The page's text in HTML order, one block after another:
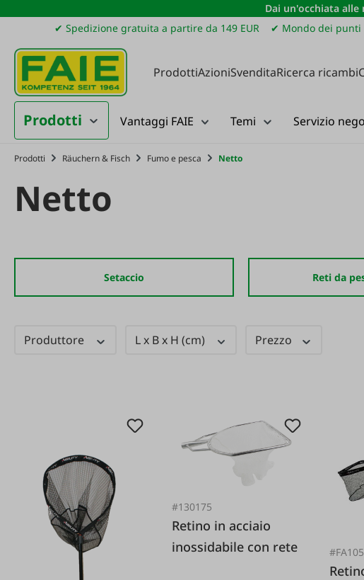
al contenuto principale
Salta alla ricerca
Passa alla navigazione principale
Dai un'occhiata
✔ Spedizione gratuita a partire da 149 EUR
✔ Mondo dei punti
ProdottiAzioniSvenditaRicerca ricambi
Prodotti Vantaggi FAIE Temi Servizio
Prodotti Räuchern & Fisch Fumo e pesca Netto
Netto
Setaccio Reti da
Produttore L x B x H (cm) Prezzo
#130175
Retino in acciaio
inossidabile con rete